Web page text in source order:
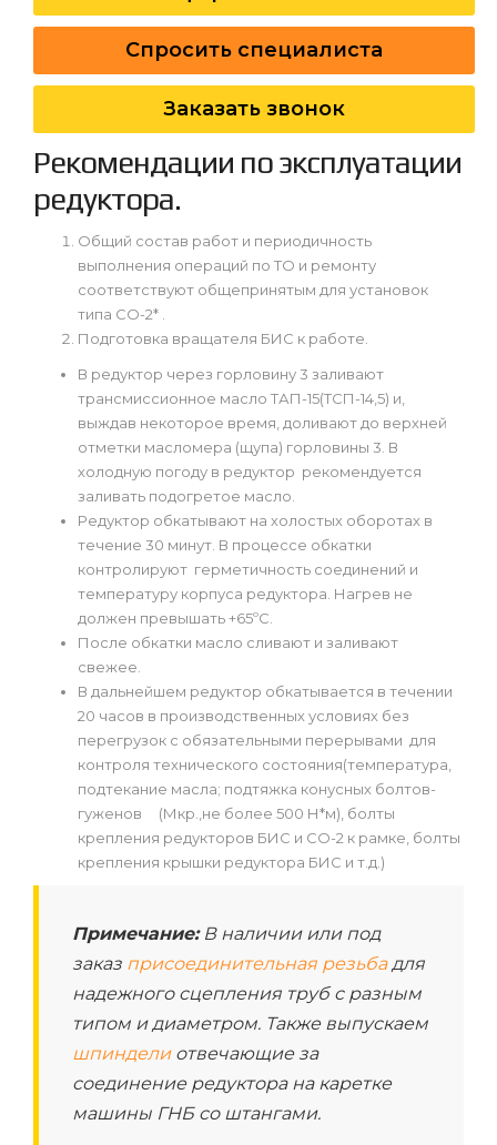
Спросить специалиста
Заказать звонок
Рекомендации по эксплуатации
редуктора.
Общий состав работ и периодичность
выполнения операций по ТО и ремонту
соответствуют общепринятым для установок
типа СО-2* .
Подготовка вращателя БИС к работе.
В редуктор через горловину 3 заливают
трансмиссионное масло ТАП-15(ТСП-14,5) и,
выждав некоторое время, доливают до верхней
отметки масломера (щупа) горловины 3. В
холодную погоду в редуктор рекомендуется
заливать подогретое масло.
Редуктор обкатывают на холостых оборотах в
течение 30 минут. В процессе обкатки
контролируют герметичность соединений и
температуру корпуса редуктора. Нагрев не
должен превышать +65ºС.
После обкатки масло сливают и заливают
свежее.
В дальнейшем редуктор обкатывается в течении
20 часов в производственных условиях без
перегрузок с обязательными перерывами для
контроля технического состояния(температура,
подтекание масла; подтяжка конусных болтов-
гуженов (Мкр.,не более 500 Н*м), болты
крепления редукторов БИС и СО-2 к рамке, болты
крепления крышки редуктора БИС и т.д.)
Примечание:В наличии или под
заказ присоединительная резьбадля
надежного сцепления труб с разным
типом и диаметром. Также выпускаем
шпинделиотвечающие за
соединение редуктора на каретке
машины ГНБ со штангами.